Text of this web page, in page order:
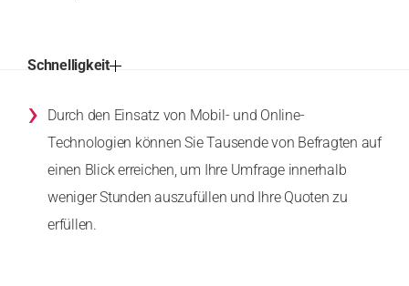
Schnelligkeit
›
Durch den Einsatz von Mobil- und Online-
Technologien können Sie Tausende von Befragten auf
einen Blick erreichen, um Ihre Umfrage innerhalb
weniger Stunden auszufüllen und Ihre Quoten zu
erfüllen.